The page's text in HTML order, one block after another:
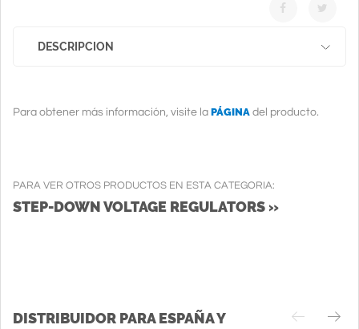
DESCRIPCION
Para obtener más información, visite la PÁGINA del producto.
PARA VER OTROS PRODUCTOS EN ESTA CATEGORIA:
STEP-DOWN VOLTAGE REGULATORS »
DISTRIBUIDOR PARA ESPAÑA Y